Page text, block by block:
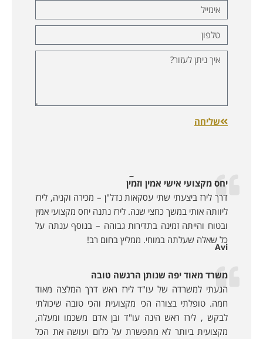
שליחה
יחס מקצועי אישי אמין וזמין
דרך לירז ביצעתי שתי עסקאות נדל"ן – מכירה וקניה, לירז
ליוותה אותי במשך כחצי שנה. לירז נתנה יחס מקצועי אמין
ובטוח והייתה זמינה בתדירות גבוהה – בנוסף ענתה על
כל שאלה שעלתה במוחי. ממליץ בחום רב!
Avi
משרד מאוד יפה שנותן הרגשה טובה
הגעתי למשרדה של עו"ד לירז ראש דרך המלצה מאוד
חמה. טופלתי בצורה הכי מקצועית והכי טובה שיכולתי
לבקש , לירז ראש הינה עו"ד ובן אדם משכמו ומעלה,
מקצועית ביותר לא מתפשרת על כלום ועושה את הכל